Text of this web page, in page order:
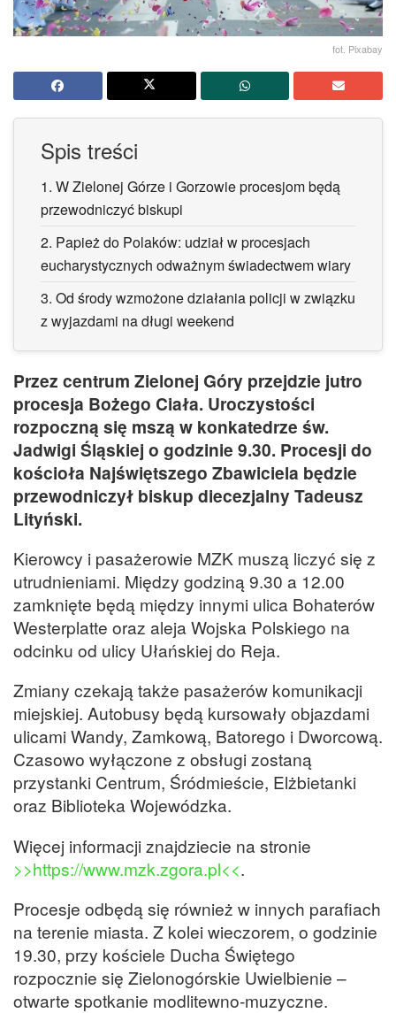
fot. Pixabay
Spis treści
1. W Zielonej Górze i Gorzowie procesjom będą
przewodniczyć biskupi
2. Papież do Polaków: udział w procesjach
eucharystycznych odważnym świadectwem wiary
3. Od środy wzmożone działania policji w związku
z wyjazdami na długi weekend
Przez centrum Zielonej Góry przejdzie jutro
procesja Bożego Ciała. Uroczystości
rozpoczną się mszą w konkatedrze św.
Jadwigi Śląskiej o godzinie 9.30. Procesji do
kościoła Najświętszego Zbawiciela będzie
przewodniczył biskup diecezjalny Tadeusz
Lityński.
Kierowcy i pasażerowie MZK muszą liczyć się z
utrudnieniami. Między godziną 9.30 a 12.00
zamknięte będą między innymi ulica Bohaterów
Westerplatte oraz aleja Wojska Polskiego na
odcinku od ulicy Ułańskiej do Reja.
Zmiany czekają także pasażerów komunikacji
miejskiej. Autobusy będą kursowały objazdami
ulicami Wandy, Zamkową, Batorego i Dworcową.
Czasowo wyłączone z obsługi zostaną
przystanki Centrum, Śródmieście, Elżbietanki
oraz Biblioteka Wojewódzka.
Więcej informacji znajdziecie na stronie
>>https://www.mzk.zgora.pl<<.
Procesje odbędą się również w innych parafiach
na terenie miasta. Z kolei wieczorem, o godzinie
19.30, przy kościele Ducha Świętego
rozpocznie się Zielonogórskie Uwielbienie –
otwarte spotkanie modlitewno-muzyczne.